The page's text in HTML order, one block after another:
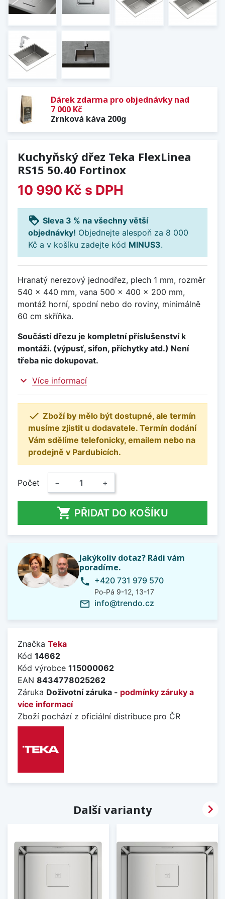
Dárek zdarma pro objednávky nad
7 000 Kč
Zrnková káva 200g
Kuchyňský dřez Teka FlexLinea
RS15 50.40 Fortinox
10 990 Kč s DPH
loyalty Sleva 3 % na všechny větší
objednávky! Objednejte alespoň za 8 000
Kč a v košíku zadejte kód MINUS3.
Hranatý nerezový jednodřez, plech 1 mm, rozměr
540 x 440 mm, vana 500 x 400 x 200 mm,
montáž horní, spodní nebo do roviny, minimálně
60 cm skříňka.
Součástí dřezu je kompletní příslušenství k
montáži. (výpusť, sifon, příchytky atd.) Není
třeba nic dokupovat.
expand_more Více informací
 Zboží by mělo být dostupné, ale termín
musíme zjistit u dodavatele. Termín dodání
Vám sdělíme telefonicky, emailem nebo na
prodejně v Pardubicích.
Počet − +
 PŘIDAT DO KOŠÍKU
Jakýkoliv dotaz? Rádi vám
poradíme.
phone +420 731 979 570
Po-Pá 9-12, 13-17
mail_outline info@trendo.cz
Značka Teka
Kód 14662
Kód výrobce 115000062
EAN 8434778025262
Záruka Doživotní záruka - podmínky záruky a
více informací
Zboží pochází z oficiální distribuce pro ČR
Další varianty 